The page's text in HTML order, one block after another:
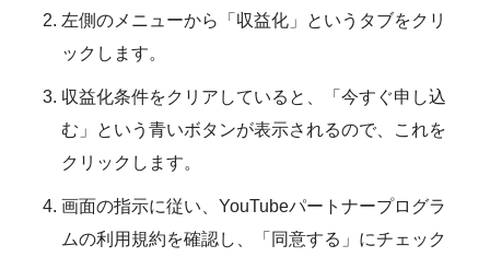
左側のメニューから「収益化」というタブをクリ
ックします。
収益化条件をクリアしていると、「今すぐ申し込
む」という青いボタンが表示されるので、これを
クリックします。
画面の指示に従い、YouTubeパートナープログラ
ムの利用規約を確認し、「同意する」にチェック